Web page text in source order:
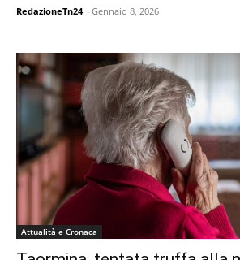
RedazioneTn24 - Gennaio 8, 2026
Attualità e Cronaca